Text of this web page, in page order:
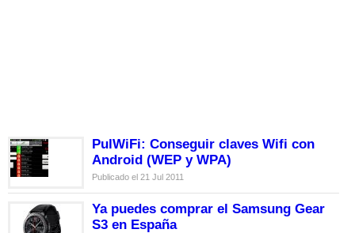
PulWiFi: Conseguir claves Wifi con
Android (WEP y WPA)
Publicado el 21 Jul 2011
Ya puedes comprar el Samsung Gear
S3 en España